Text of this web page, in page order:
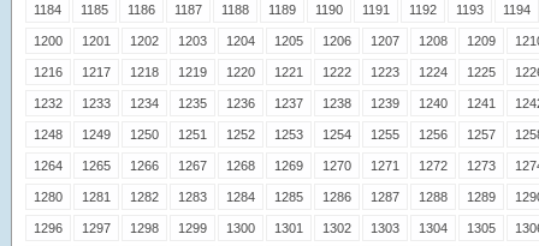
1184 1185 1186 1187 1188 1189 1190 1191 1192 1193 1194
1200 1201 1202 1203 1204 1205 1206 1207 1208 1209
1216 1217 1218 1219 1220 1221 1222 1223 1224 1225
1232 1233 1234 1235 1236 1237 1238 1239 1240 1241
1248 1249 1250 1251 1252 1253 1254 1255 1256 1257
1264 1265 1266 1267 1268 1269 1270 1271 1272 1273
1280 1281 1282 1283 1284 1285 1286 1287 1288 1289
1296 1297 1298 1299 1300 1301 1302 1303 1304 1305